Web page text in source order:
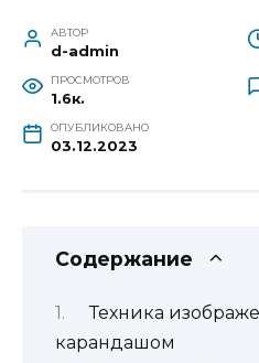
АВТОР
d-admin
ПРОСМОТРОВ
1.6к.
ОПУБЛИКОВАНО
03.12.2023
Содержание
Техника
карандашом